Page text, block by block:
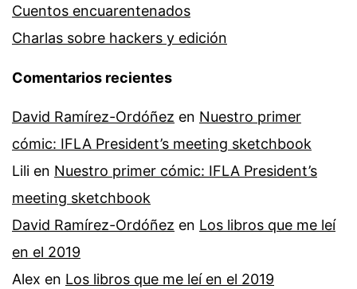
Cuentos encuarentenados
Charlas sobre hackers y edición
Comentarios recientes
David Ramírez-Ordóñez en Nuestro primer
cómic: IFLA President’s meeting sketchbook
Lili en Nuestro primer cómic: IFLA President’s
meeting sketchbook
David Ramírez-Ordóñez en Los libros que me leí
en el 2019
Alex en Los libros que me leí en el 2019